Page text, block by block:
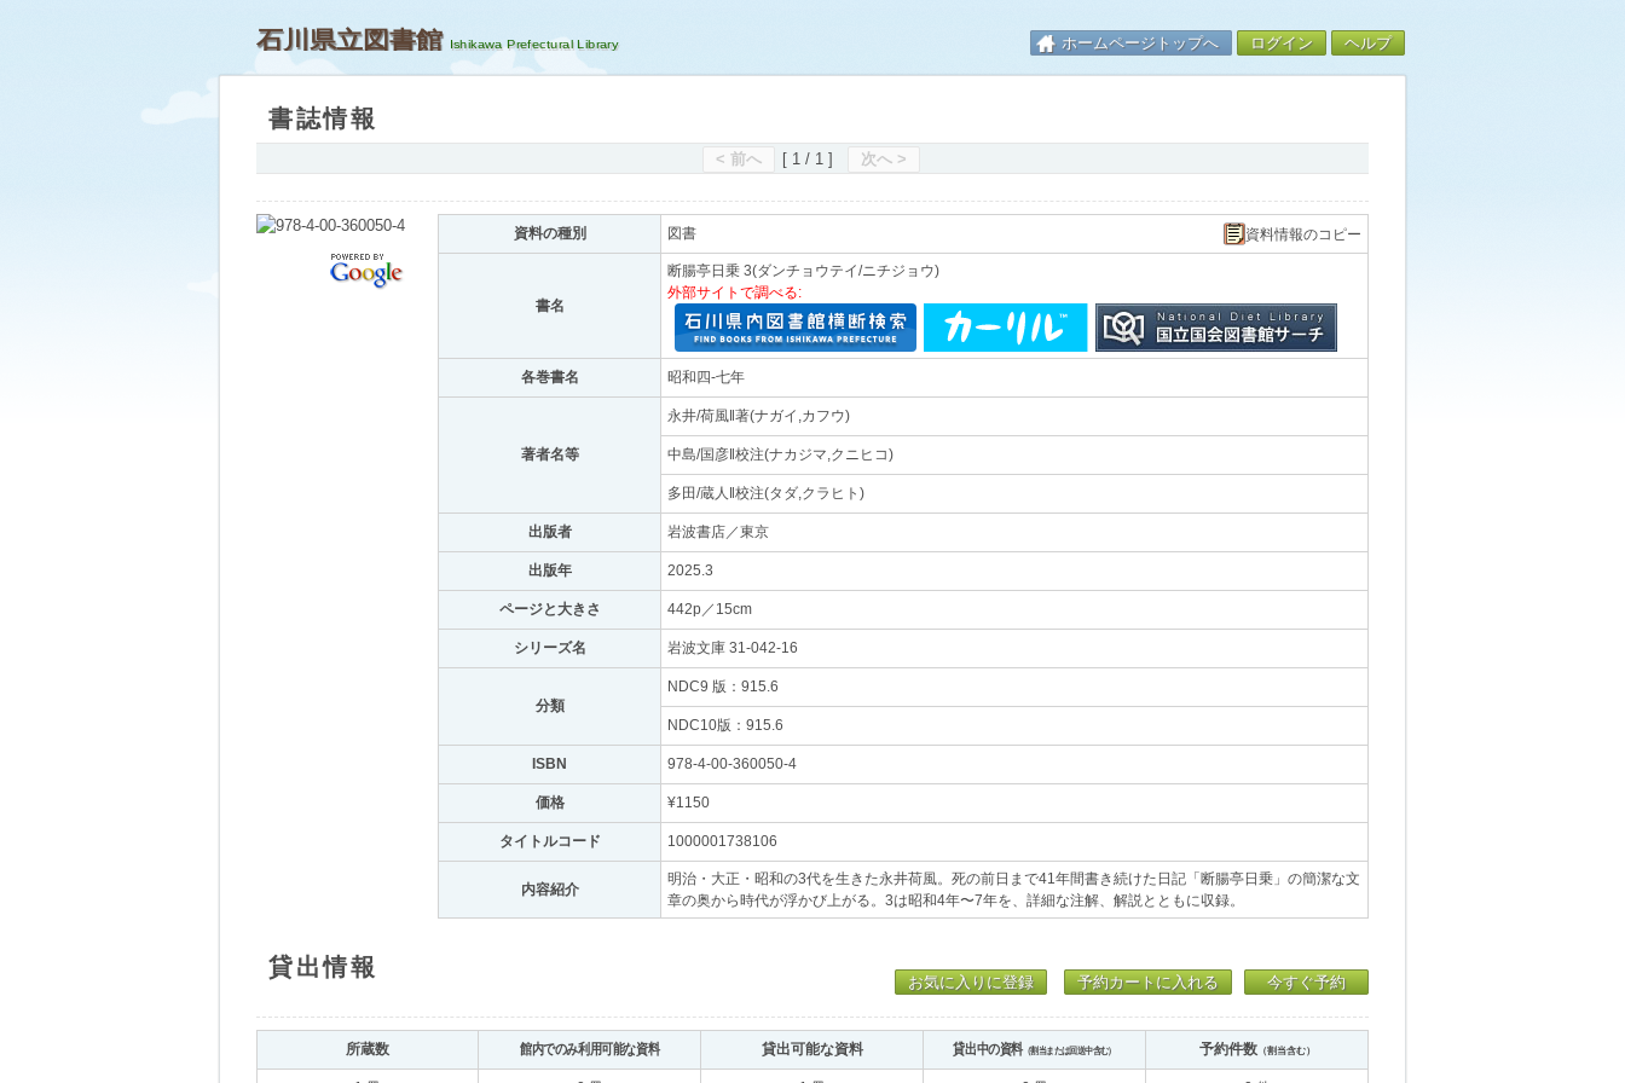
石川県立図書館 ホームページトップへ ログイン ヘルプ
書誌情報
< 前へ [ 1 / 1 ] 次へ >
資料の種別 図書 資料情報のコピー
書名
断腸亭日乗 3(ダンチョウテイ/ニチジョウ)
外部サイトで調べる:
各巻書名 昭和四-七年
著者名等
永井/荷風‖著(ナガイ,カフウ)
中島/国彦‖校注(ナカジマ,クニヒコ)
多田/蔵人‖校注(タダ,クラヒト)
出版者 岩波書店／東京
出版年 2025.3
ページと大きさ 442p／15cm
シリーズ名 岩波文庫 31-042-16
分類
NDC9 版：915.6
NDC10版：915.6
ISBN 978-4-00-360050-4
価格 ¥1150
タイトルコード 1000001738106
内容紹介
明治・大正・昭和の3代を生きた永井荷風。死の前日まで41年間書き続けた日記「断腸亭日乗」の簡潔な文
章の奥から時代が浮かび上がる。3は昭和4年〜7年を、詳細な注解、解説とともに収録。
貸出情報
お気に入りに登録 予約カートに入れる 今すぐ予約
所蔵数 館内でのみ利用可能な資料 貸出可能な資料 貸出中の資料（割当または回送中含む） 予約件数（割当含む）